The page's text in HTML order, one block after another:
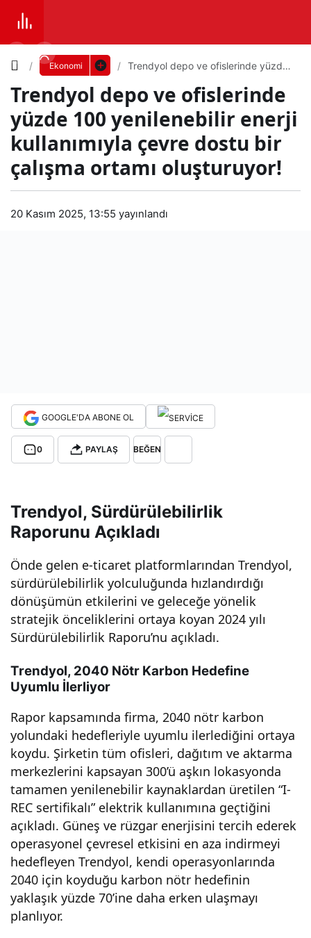
Ekonomi
Trendyol depo ve ofislerinde yüzde
çevre dostu bir çalışma ortamı
oluşturuyor!
Trendyol depo ve ofislerinde
yüzde 100 yenilenebilir enerji
kullanımıyla çevre dostu bir
çalışma ortamı oluşturuyor!
20 Kasım 2025, 13:55 yayınlandı
GOOGLE'DA ABONE OL
0 PAYLAŞ BEĞEN
Trendyol, Sürdürülebilirlik
Raporunu Açıkladı
Önde gelen e-ticaret platformlarından Trendyol,
sürdürülebilirlik yolculuğunda hızlandırdığı
dönüşümün etkilerini ve geleceğe yönelik
stratejik önceliklerini ortaya koyan 2024 yılı
Sürdürülebilirlik Raporu’nu açıkladı.
Trendyol, 2040 Nötr Karbon Hedefine
Uyumlu İlerliyor
Rapor kapsamında firma, 2040 nötr karbon
yolundaki hedefleriyle uyumlu ilerlediğini ortaya
koydu. Şirketin tüm ofisleri, dağıtım ve aktarma
merkezlerini kapsayan 300’ü aşkın lokasyonda
tamamen yenilenebilir kaynaklardan üretilen “I-
REC sertifikalı” elektrik kullanımına geçtiğini
açıkladı. Güneş ve rüzgar enerjisini tercih ederek
operasyonel çevresel etkisini en aza indirmeyi
hedefleyen Trendyol, kendi operasyonlarında
2040 için koyduğu karbon nötr hedefinin
yaklaşık yüzde 70’ine daha erken ulaşmayı
planlıyor.
Tre
ol
de
yüz
100
yeni
lene
bilir
ener
ji
kull
anı
mıyl
a
çevr
Yazı
Boyutunu
Ayarla
Küçük 100% Dev
PAYLAŞ